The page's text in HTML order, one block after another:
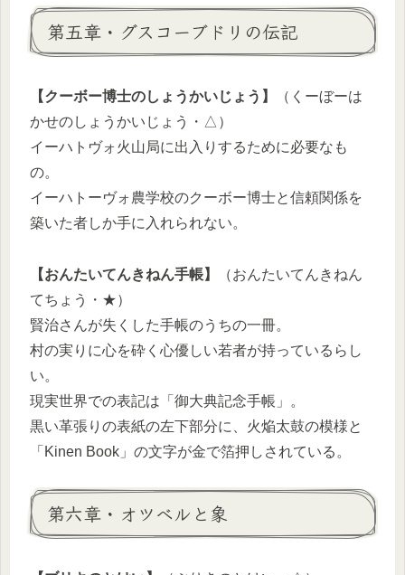
第五章・グスコーブドリの伝記
【クーボー博士のしょうかいじょう】
（くーぼーは
かせのしょうかいじょう・△）
イーハトヴォ火山局に出入りするために必要なも
の。
イーハトーヴォ農学校のクーボー博士と信頼関係を
築いた者しか手に入れられない。
【おんたいてんきねん手帳】
（おんたいてんきねん
てちょう・★）
賢治さんが失くした手帳のうちの一冊。
村の実りに心を砕く心優しい若者が持っているらし
い。
現実世界での表記は「御大典記念手帳」。
黒い革張りの表紙の左下部分に、火焔太鼓の模様と
「Kinen Book」の文字が金で箔押しされている。
第六章・オツベルと象